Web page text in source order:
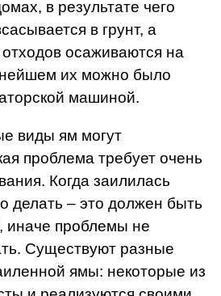
в результате чего
в грунт, а
осаживаются на
их можно было
машиной.
виды ям могут
проблема требует очень
Когда заилилась
делать – это должен быть
иначе проблемы не
Существуют разные
ямы: некоторые из